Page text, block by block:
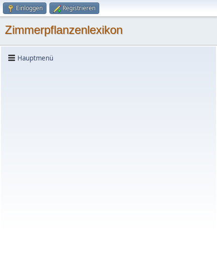
Einloggen Registrieren
Zimmerpflanzenlexikon
Hauptmenü